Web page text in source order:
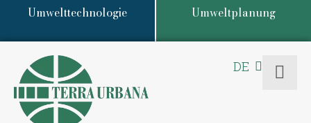
Umwelttechnologie Umweltplanung
DE
EN